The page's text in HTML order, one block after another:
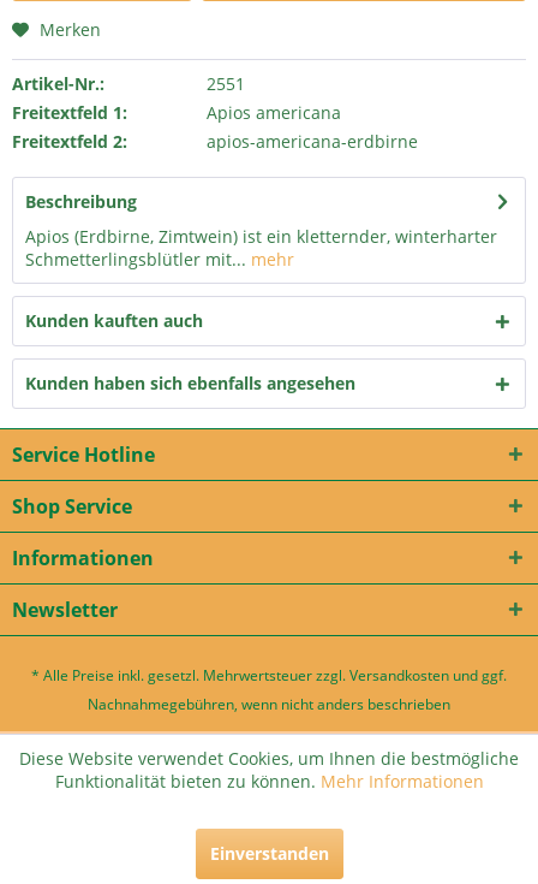
Merken
Artikel-Nr.:
2551
Freitextfeld 1:
Apios americana
Freitextfeld 2:
apios-americana-erdbirne
Beschreibung
Apios (Erdbirne, Zimtwein) ist ein kletternder, winterharter
Schmetterlingsblütler mit... mehr
Kunden kauften auch
Kunden haben sich ebenfalls angesehen
Service Hotline
Shop Service
Informationen
Newsletter
* Alle Preise inkl. gesetzl. Mehrwertsteuer zzgl.Versandkosten und ggf.
Nachnahmegebühren, wenn nicht anders beschrieben
Diese Website verwendet Cookies, um Ihnen die bestmögliche
Funktionalität bieten zu können. Mehr Informationen
Einverstanden